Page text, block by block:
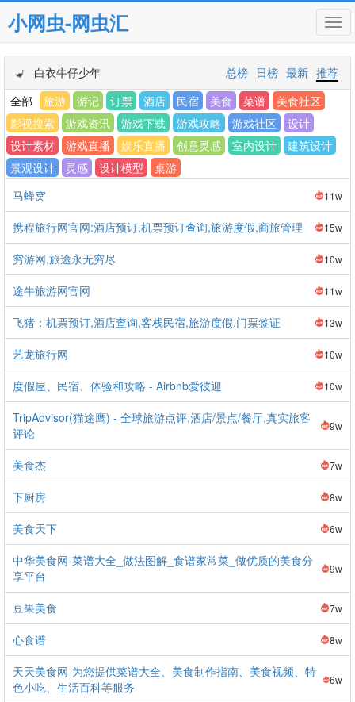
小网虫-网虫汇
白衣牛仔少年 推荐
最新
日榜
总榜
全部
旅游 游记 订票 酒店 民宿 美食 菜谱
美食社区
影视搜索
游戏资讯 游戏下载 游戏攻略 游戏社区
设计
设计素材
游戏直播 娱乐直播 创意灵感 室内设计
建筑设计
景观设计
灵感 设计模型
桌游
马蜂窝
11w
携程旅行网官网:酒店预订,机票预订查询,旅游度假,商旅管理 15w
穷游网,旅途永无穷尽 10w
途牛旅游网官网 11w
飞猪：机票预订,酒店查询,客栈民宿,旅游度假,门票签证 13w
艺龙旅行网 10w
度假屋、民宿、体验和攻略 - Airbnb爱彼迎 10w
TripAdvisor(猫途鹰) - 全球旅游点评,酒店/景点/餐厅,真实旅客
评论
9w
美食杰 7w
下厨房 8w
美食天下 6w
中华美食网-菜谱大全_做法图解_食谱家常菜_做优质的美食分
享平台
9w
豆果美食 7w
心食谱 8w
天天美食网-为您提供菜谱大全、美食制作指南、美食视频、特
色小吃、生活百科等服务
6w